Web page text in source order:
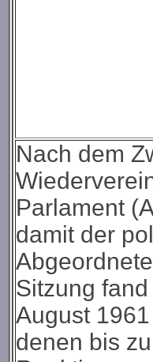
Nach dem
Parlament
damit der
Sitzung
August
denen bis